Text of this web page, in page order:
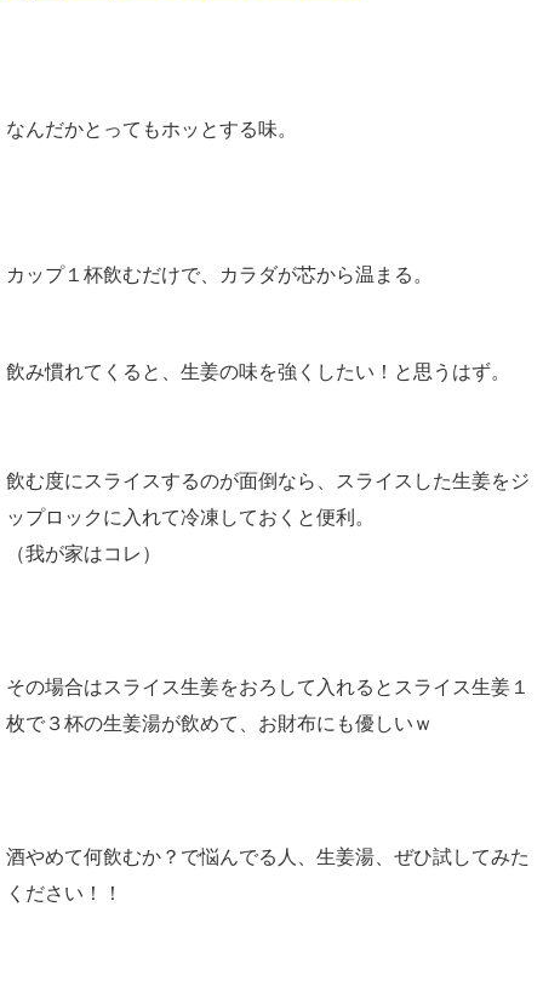
なんだかとってもホッとする味。
カップ１杯飲むだけで、カラダが芯から温まる。
飲み慣れてくると、生姜の味を強くしたい！と思うはず。
飲む度にスライスするのが面倒なら、スライスした生姜をジ
ップロックに入れて冷凍しておくと便利。
（我が家はコレ）
その場合はスライス生姜をおろして入れるとスライス生姜１
枚で３杯の生姜湯が飲めて、お財布にも優しいｗ
酒やめて何飲むか？で悩んでる人、生姜湯、ぜひ試してみた
ください！！